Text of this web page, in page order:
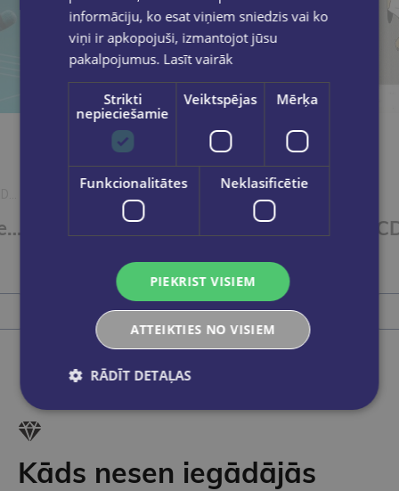
Uku un Leles dziesmas CD CD Tu saucu mani vārdā - upju līnijās Dzejkoncerts
€8.95
Ielikt grozā
Kāds nesen iegādājās
informāciju, ko esat viņiem sniedzis vai ko
viņi ir apkopojuši, izmantojot jūsu
pakalpojumus. Lasīt vairāk
Strikti
nepieciešamie
Veiktspējas Mērķa
Funkcionalitātes Neklasificētie
PIEKRIST VISIEM
ATTEIKTIES NO VISIEM
RĀDĪT DETAĻAS